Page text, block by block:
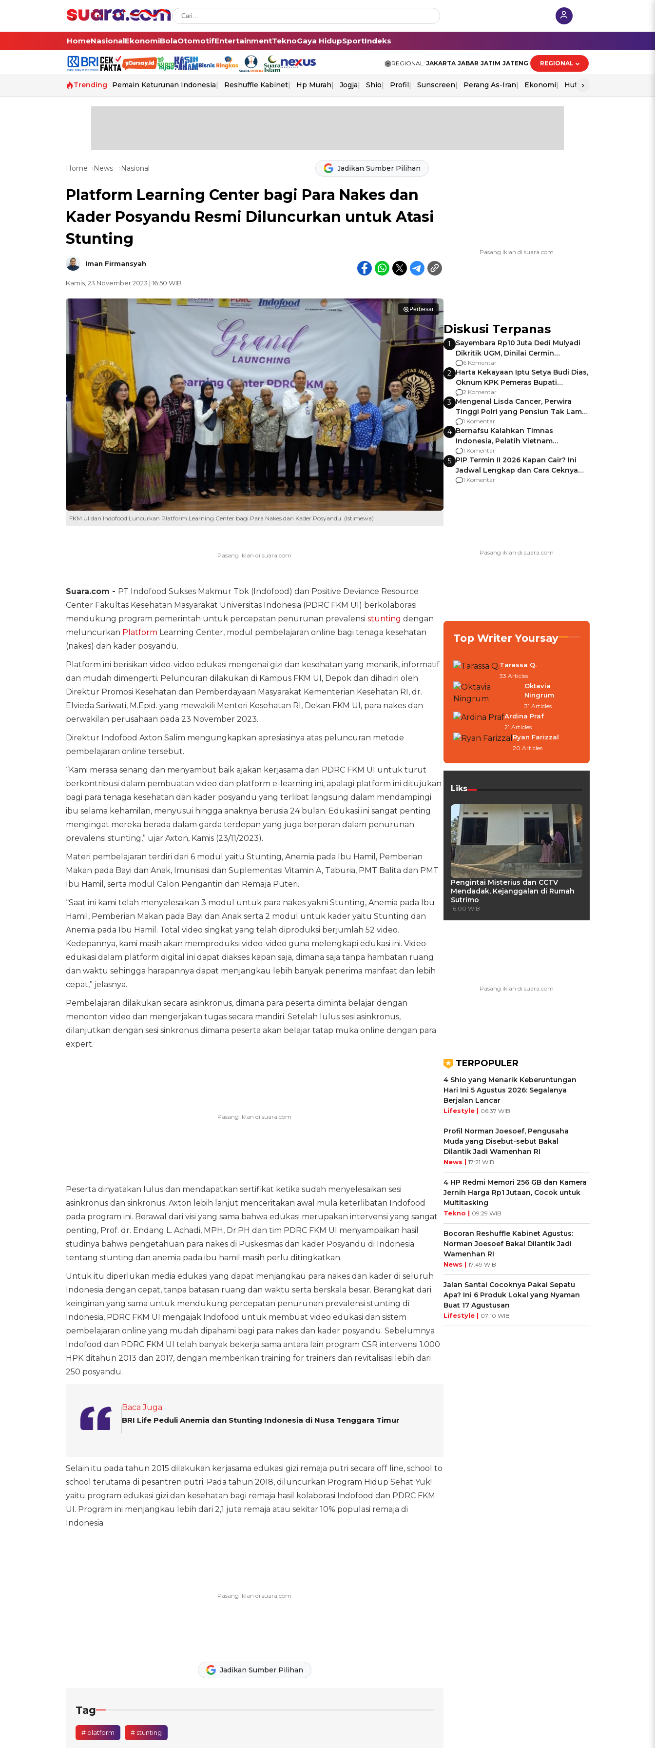
HomeNasionalEkonomiBolaOtomotifEntertainmentTeknoGaya HidupSportIndeks
REGIONAL: JAKARTA JABAR JATIM JATENG REGIONAL
Trending Pemain Keturunan Indonesia Reshuffle Kabinet Hp Murah Jogja Shio Profil Sunscreen Perang As-Iran Ekonomi Hut Ri
›
Home News Nasional Jadikan Sumber Pilihan
Platform Learning Center bagi Para Nakes dan
Kader Posyandu Resmi Diluncurkan untuk Atasi
Stunting
Iman Firmansyah
Kamis, 23 November 2023 | 16:50 WIB
Perbesar
FKM UI dan Indofood Luncurkan Platform Learning Center bagi Para Nakes dan Kader Posyandu. (Istimewa)
Suara.com - PT Indofood Sukses Makmur Tbk (Indofood) dan Positive Deviance Resource
Center Fakultas Kesehatan Masyarakat Universitas Indonesia (PDRC FKM UI) berkolaborasi
mendukung program pemerintah untuk percepatan penurunan prevalensi stunting dengan
meluncurkan Platform Learning Center, modul pembelajaran online bagi tenaga kesehatan
(nakes) dan kader posyandu.
Platform ini berisikan video-video edukasi mengenai gizi dan kesehatan yang menarik, informatif
dan mudah dimengerti. Peluncuran dilakukan di Kampus FKM UI, Depok dan dihadiri oleh
Direktur Promosi Kesehatan dan Pemberdayaan Masyarakat Kementerian Kesehatan RI, dr.
Elvieda Sariwati, M.Epid. yang mewakili Menteri Kesehatan RI, Dekan FKM UI, para nakes dan
perwakilan perusahaan pada 23 November 2023.
Direktur Indofood Axton Salim mengungkapkan apresiasinya atas peluncuran metode
pembelajaran online tersebut.
“Kami merasa senang dan menyambut baik ajakan kerjasama dari PDRC FKM UI untuk turut
berkontribusi dalam pembuatan video dan platform e-learning ini, apalagi platform ini ditujukan
bagi para tenaga kesehatan dan kader posyandu yang terlibat langsung dalam mendampingi
ibu selama kehamilan, menyusui hingga anaknya berusia 24 bulan. Edukasi ini sangat penting
mengingat mereka berada dalam garda terdepan yang juga berperan dalam penurunan
prevalensi stunting,” ujar Axton, Kamis (23/11/2023).
Materi pembelajaran terdiri dari 6 modul yaitu Stunting, Anemia pada Ibu Hamil, Pemberian
Makan pada Bayi dan Anak, Imunisasi dan Suplementasi Vitamin A, Taburia, PMT Balita dan PMT
Ibu Hamil, serta modul Calon Pengantin dan Remaja Puteri.
“Saat ini kami telah menyelesaikan 3 modul untuk para nakes yakni Stunting, Anemia pada Ibu
Hamil, Pemberian Makan pada Bayi dan Anak serta 2 modul untuk kader yaitu Stunting dan
Anemia pada Ibu Hamil. Total video singkat yang telah diproduksi berjumlah 52 video.
Kedepannya, kami masih akan memproduksi video-video guna melengkapi edukasi ini. Video
edukasi dalam platform digital ini dapat diakses kapan saja, dimana saja tanpa hambatan ruang
dan waktu sehingga harapannya dapat menjangkau lebih banyak penerima manfaat dan lebih
cepat,” jelasnya.
Pembelajaran dilakukan secara asinkronus, dimana para peserta diminta belajar dengan
menonton video dan mengerjakan tugas secara mandiri. Setelah lulus sesi asinkronus,
dilanjutkan dengan sesi sinkronus dimana peserta akan belajar tatap muka online dengan para
expert.
Peserta dinyatakan lulus dan mendapatkan sertifikat ketika sudah menyelesaikan sesi
asinkronus dan sinkronus. Axton lebih lanjut menceritakan awal mula keterlibatan Indofood
pada program ini. Berawal dari visi yang sama bahwa edukasi merupakan intervensi yang sangat
penting, Prof. dr. Endang L. Achadi, MPH, Dr.PH dan tim PDRC FKM UI menyampaikan hasil
studinya bahwa pengetahuan para nakes di Puskesmas dan kader Posyandu di Indonesia
tentang stunting dan anemia pada ibu hamil masih perlu ditingkatkan.
Untuk itu diperlukan media edukasi yang dapat menjangkau para nakes dan kader di seluruh
Indonesia dengan cepat, tanpa batasan ruang dan waktu serta berskala besar. Berangkat dari
keinginan yang sama untuk mendukung percepatan penurunan prevalensi stunting di
Indonesia, PDRC FKM UI mengajak Indofood untuk membuat video edukasi dan sistem
pembelajaran online yang mudah dipahami bagi para nakes dan kader posyandu. Sebelumnya
Indofood dan PDRC FKM UI telah banyak bekerja sama antara lain program CSR intervensi 1.000
HPK ditahun 2013 dan 2017, dengan memberikan training for trainers dan revitalisasi lebih dari
250 posyandu.
Baca Juga
BRI Life Peduli Anemia dan Stunting Indonesia di Nusa Tenggara Timur
Selain itu pada tahun 2015 dilakukan kerjasama edukasi gizi remaja putri secara off line, school to
school terutama di pesantren putri. Pada tahun 2018, diluncurkan Program Hidup Sehat Yuk!
yaitu program edukasi gizi dan kesehatan bagi remaja hasil kolaborasi Indofood dan PDRC FKM
UI. Program ini menjangkau lebih dari 2,1 juta remaja atau sekitar 10% populasi remaja di
Indonesia.
Jadikan Sumber Pilihan
Tag
# platform # stunting
Diskusi Terpanas
1
Sayembara Rp10 Juta Dedi Mulyadi
Dikritik UGM, Dinilai Cermin
Gagalnya Negara Jamin Keamanan
6 Komentar
2 Harta Kekayaan Iptu Setya Budi Dias,
Oknum KPK Pemeras Bupati
Pemalang
2 Komentar
3 Mengenal Lisda Cancer, Perwira
Tinggi Polri yang Pensiun Tak Lama
Usai Jadi Brigjen
1 Komentar
4 Bernafsu Kalahkan Timnas
Indonesia, Pelatih Vietnam
Berencana Pakai Jimat di Pakansari
1 Komentar
5 PIP Termin II 2026 Kapan Cair? Ini
Jadwal Lengkap dan Cara Ceknya
agar Dana Tidak Hangus!
1 Komentar
Top Writer Yoursay
Tarassa Q.
33 Articles
Oktavia
Ningrum
31 Articles
Ardina Praf
21 Articles
Ryan Farizzal
20 Articles
Liks
Pengintai Misterius dan CCTV
Mendadak, Kejanggalan di Rumah
Sutrimo
16:00 WIB
TERPOPULER
4 Shio yang Menarik Keberuntungan
Hari Ini 5 Agustus 2026: Segalanya
Berjalan Lancar
Lifestyle | 06:37 WIB
Profil Norman Joesoef, Pengusaha
Muda yang Disebut-sebut Bakal
Dilantik Jadi Wamenhan RI
News | 17:21 WIB
4 HP Redmi Memori 256 GB dan Kamera
Jernih Harga Rp1 Jutaan, Cocok untuk
Multitasking
Tekno | 09:29 WIB
Bocoran Reshuffle Kabinet Agustus:
Norman Joesoef Bakal Dilantik Jadi
Wamenhan RI
News | 17:49 WIB
Jalan Santai Cocoknya Pakai Sepatu
Apa? Ini 6 Produk Lokal yang Nyaman
Buat 17 Agustusan
Lifestyle | 07:10 WIB